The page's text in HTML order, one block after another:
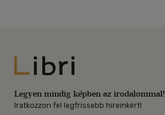
Libri
Legyen mindig képben az irodalommal!
Iratkozzon fel legfrissebb híreinkért!